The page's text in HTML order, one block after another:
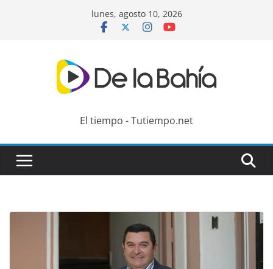
lunes, agosto 10, 2026
El tiempo - Tutiempo.net